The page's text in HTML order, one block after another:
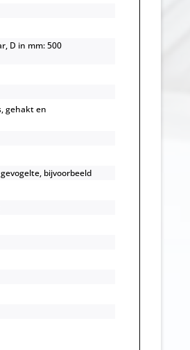
D in mm: 500
gehakt en
bijvoorbeeld